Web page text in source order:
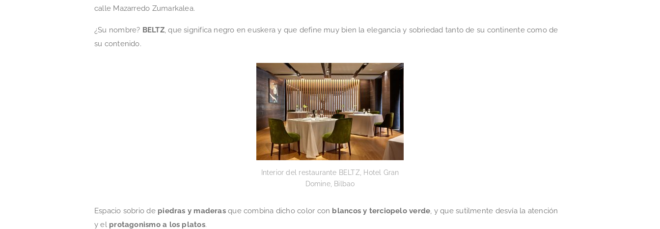
calle Mazarredo Zumarkalea.
¿Su nombre? BELTZ, que significa negro en euskera y que define muy bien la elegancia y sobriedad tanto de su continente como de
su contenido.
Interior del restaurante BELTZ, Hotel Gran
Domine, Bilbao
Espacio sobrio de piedras y maderasque combina dicho color con blancos y terciopelo verde, y que sutilmente desvía la atención
y el protagonismo a los platos.